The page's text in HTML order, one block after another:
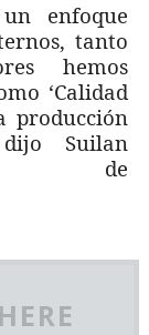
enfoque
tanto
hemos
‘Calidad
producción
Suilan
de